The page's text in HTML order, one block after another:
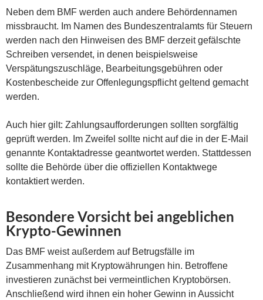
Neben dem BMF werden auch andere Behördennamen
missbraucht. Im Namen des Bundeszentralamts für Steuern
werden nach den Hinweisen des BMF derzeit gefälschte
Schreiben versendet, in denen beispielsweise
Verspätungszuschläge, Bearbeitungsgebühren oder
Kostenbescheide zur Offenlegungspflicht geltend gemacht
werden.
Auch hier gilt: Zahlungsaufforderungen sollten sorgfältig
geprüft werden. Im Zweifel sollte nicht auf die in der E-Mail
genannte Kontaktadresse geantwortet werden. Stattdessen
sollte die Behörde über die offiziellen Kontaktwege
kontaktiert werden.
Besondere Vorsicht bei angeblichen
Krypto-Gewinnen
Das BMF weist außerdem auf Betrugsfälle im
Zusammenhang mit Kryptowährungen hin. Betroffene
investieren zunächst bei vermeintlichen Kryptobörsen.
Anschließend wird ihnen ein hoher Gewinn in Aussicht